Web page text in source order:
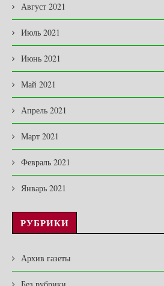
Август 2021
Июль 2021
Июнь 2021
Май 2021
Апрель 2021
Март 2021
Февраль 2021
Январь 2021
РУБРИКИ
Архив газеты